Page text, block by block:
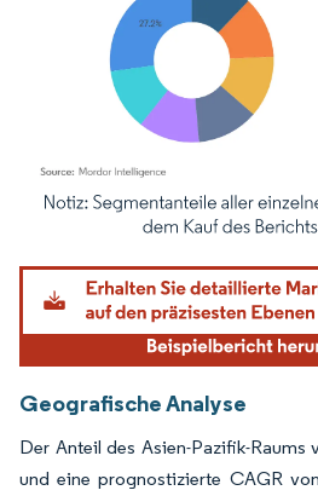
Bild © Mordor Intelligence.
Geografische Analyse
Der Anteil des Asien-Pazifik-Raums
und eine prognostizierte CAGR